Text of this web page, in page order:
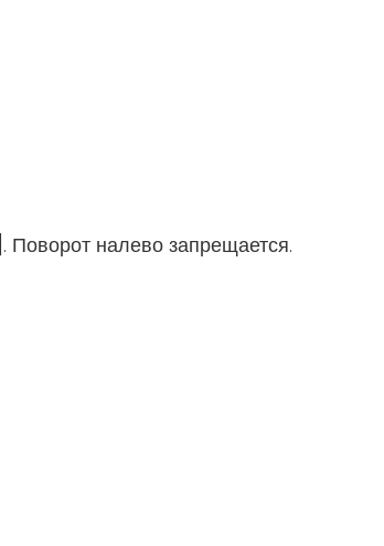
Поворот налево запрещается.